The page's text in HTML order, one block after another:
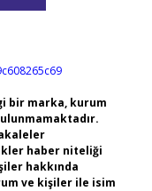
bir marka, kurum
haber niteliği
hakkında
ve kişiler ile isim